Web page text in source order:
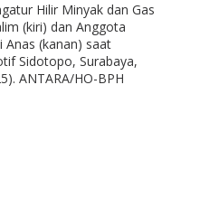
Hilir Minyak dan Gas
(kiri) dan Anggota
Anas (kanan) saat
Sidotopo, Surabaya,
ANTARA/HO-BPH